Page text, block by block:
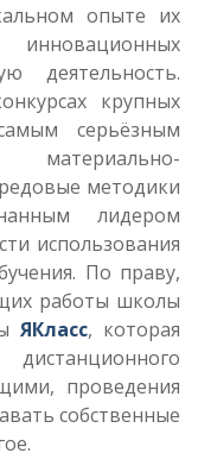
опыте их
деятельность.
крупных
серьёзным
материально-
методики
лидером
использования
По праву,
работы школы
ЯКласс, которая
проведения
собственные